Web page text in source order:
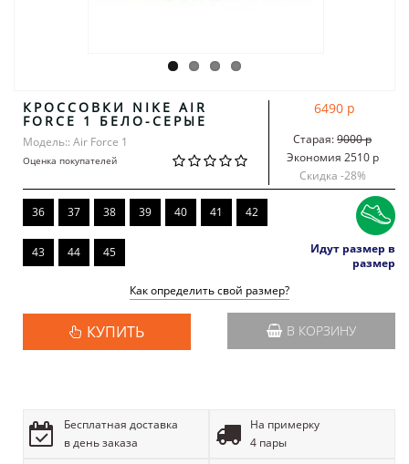
КРОССОВКИ NIKE AIR
FORCE 1 БЕЛО-СЕРЫЕ
Модель:: Air Force 1
Оценка покупателей
6490 р
Старая:9000 р
Экономия 2510 р
Скидка -28%
36 37 38 39 40 41 42
43 44 45
Идут размер в
размер
Как определить свой размер?
КУПИТЬ В КОРЗИНУ
Бесплатная доставка
в день заказа
На примерку
4 пары